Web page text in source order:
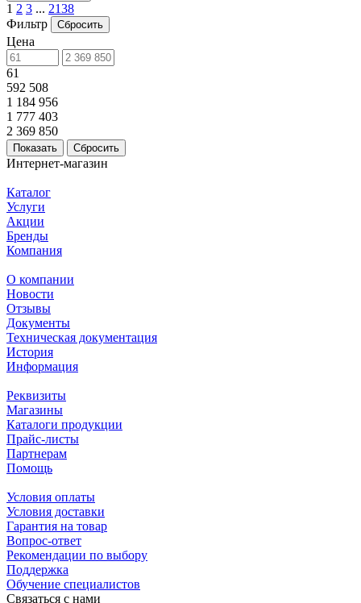
1 2 3 ... 2138
Фильтр
Сбросить
Цена
61
592 508
1 184 956
1 777 403
2 369 850
Сбросить
Интернет-магазин
Каталог
Услуги
Акции
Бренды
Компания
О компании
Новости
Отзывы
Документы
Техническая документация
История
Информация
Реквизиты
Магазины
Каталоги продукции
Прайс-листы
Партнерам
Помощь
Условия оплаты
Условия доставки
Гарантия на товар
Вопрос-ответ
Рекомендации по выбору
Поддержка
Обучение специалистов
Связаться с нами